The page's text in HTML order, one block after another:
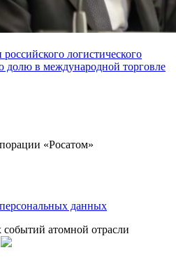
логистического
долю в международной торговле
«Росатом»
данных
событий атомной отрасли